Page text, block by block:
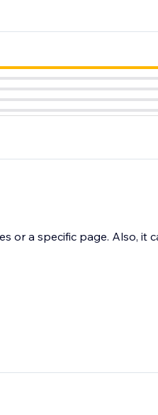
or a specific page. Also, it